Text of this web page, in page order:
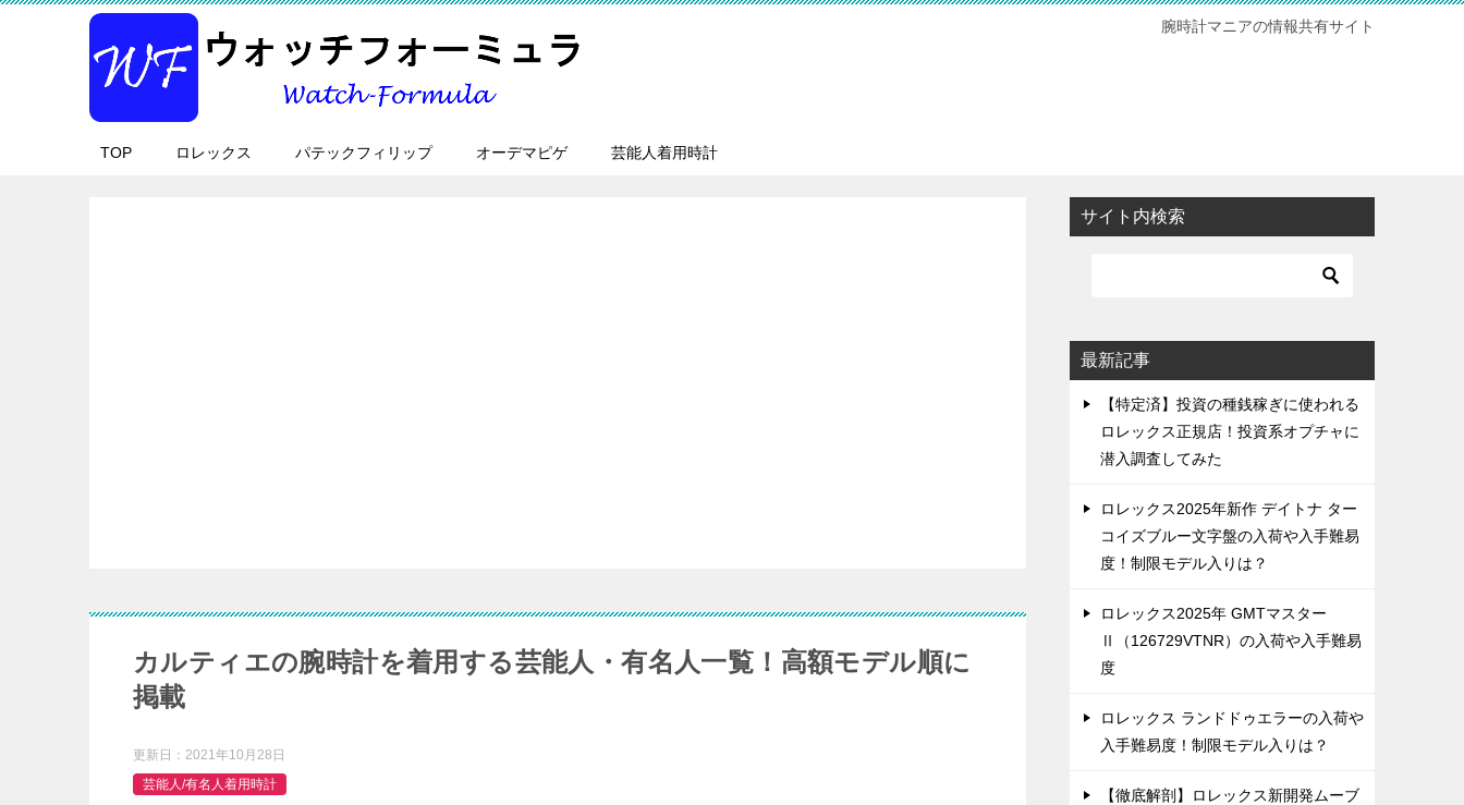
腕時計マニアの情報共有サイト
TOP ロレックス パテックフィリップ オーデマピゲ 芸能人着用時計
カルティエの腕時計を着用する芸能人・有名人一覧！高額モデル順に
掲載
更新日： 2021年10月28日
芸能人/有名人着用時計
サイト内検索
最新記事
【特定済】投資の種銭稼ぎに使われる
ロレックス正規店！投資系オプチャに
潜入調査してみた
ロレックス2025年新作 デイトナ ター
コイズブルー文字盤の入荷や入手難易
度！制限モデル入りは？
ロレックス2025年 GMTマスター
Ⅱ（126729VTNR）の入荷や入手難易
度
ロレックス ランドドゥエラーの入荷や
入手難易度！制限モデル入りは？
【徹底解剖】ロレックス新開発ムーブ